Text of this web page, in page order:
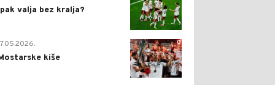
valja bez kralja?
0
kiše